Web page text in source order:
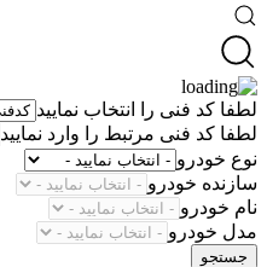
لطفا کد فنی را انتخاب نمایید
لطفا کد فنی مرتبط را وارد نمایید
نوع خودرو
سازنده خودرو
نام خودرو
مدل خودرو
جستجو